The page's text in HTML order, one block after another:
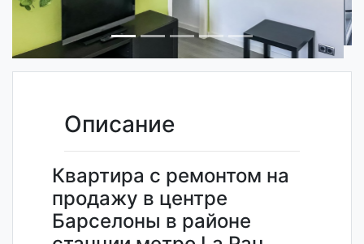
Описание
Квартира с ремонтом на
продажу в центре
Барселоны в районе
станции метро La Pau